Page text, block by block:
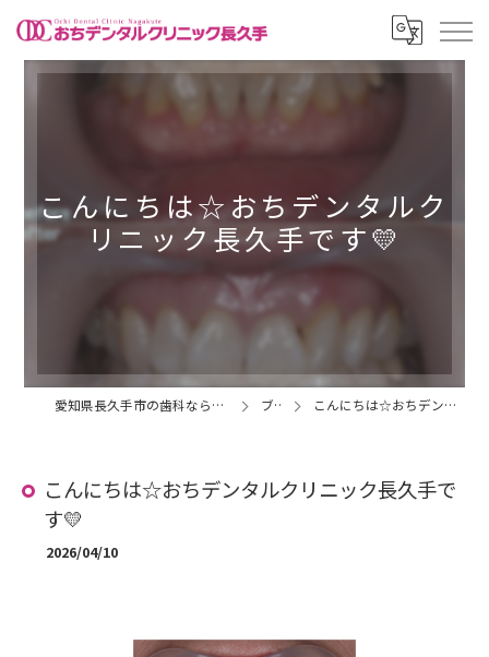
こんにちは☆おちデンタルク
リニック長久手です💛
愛知県長久手市の歯科ならおちデンタルクリニック長久手 ブログ こんにちは☆おちデンタルクリニック長久手です💛
こんにちは☆おちデンタルクリニック長久手で
す💛
2026/04/10